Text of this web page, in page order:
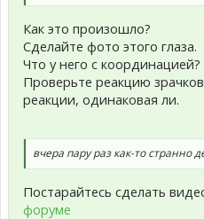
Как это произошло?
Сделайте фото этого глаза.
Что у него с
Проверьте реакцию
реакции, одинаковая ли.
вчера пару раз как-то странно
Постарайтесь сделать
форуме